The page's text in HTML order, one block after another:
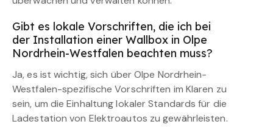
Gibt es lokale Vorschriften, die ich bei
der Installation einer Wallbox in Olpe
Nordrhein-Westfalen beachten muss?
Ja, es ist wichtig, sich über Olpe Nordrhein-
Westfalen-spezifische Vorschriften im Klaren zu
sein, um die Einhaltung lokaler Standards für die
Ladestation von Elektroautos zu gewährleisten.